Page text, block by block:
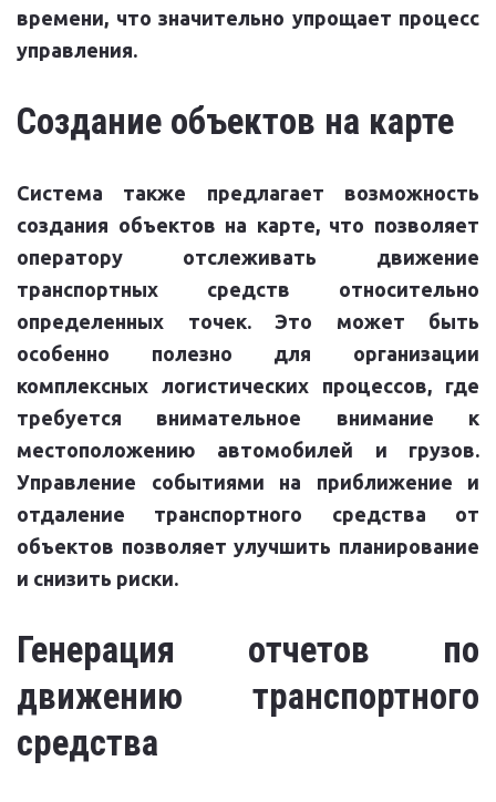
времени, что значительно упрощает процесс
управления.
Создание объектов на карте
Система также предлагает возможность
создания объектов на карте, что позволяет
оператору отслеживать движение
транспортных средств относительно
определенных точек. Это может быть
особенно полезно для организации
комплексных логистических процессов, где
требуется внимательное внимание к
местоположению автомобилей и грузов.
Управление событиями на приближение и
отдаление транспортного средства от
объектов позволяет улучшить планирование
и снизить риски.
Генерация отчетов по
движению транспортного
средства